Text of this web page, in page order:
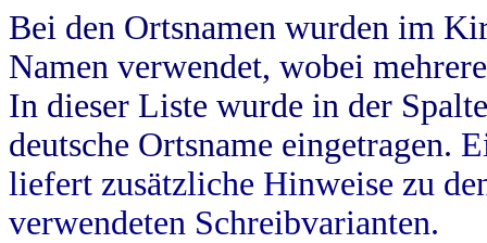
Bei den Ortsnamen wurden im
Namen verwendet, wobei
In dieser Liste wurde in der
deutsche Ortsname eingetragen.
liefert zusätzliche Hinweise zu
verwendeten Schreibvarianten.